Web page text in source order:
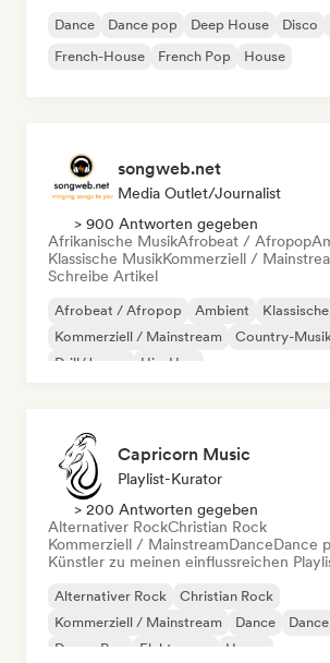
Dance Dance pop Deep House Disco
French-House
French Pop House
songweb.net
Media Outlet/Journalist
> 900 Antworten gegeben
Afrikanische MusikAfrobeat / Afropop
Klassische MusikKommerziell /
Schreibe Artikel
Afrobeat / Afropop Ambient
Kommerziell / Mainstream
Country-
Drill/Jersey
Hip-Hop
Capricorn Music
Playlist-Kurator
> 200 Antworten gegeben
Alternativer RockChristian Rock
Kommerziell / MainstreamDanceDance
Künstler zu meinen einflussreichen
Alternativer Rock
Christian Rock
Kommerziell / Mainstream
Dance
Dream Pop
Elektropop House